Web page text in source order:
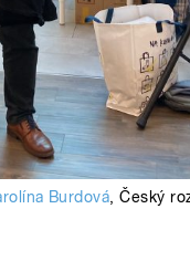
Burdová,Český